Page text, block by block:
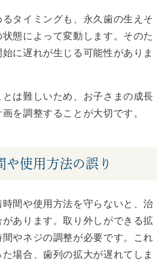
タイミングも、永久歯の生えそ
態によって変動します。そのた
に遅れが生じる可能性がありま
は難しいため、お子さまの成長
を調整することが大切です。
や使用方法の誤り
間や使用方法を守らないと、治
あります。取り外しができる拡
やネジの調整が必要です。これ
場合、歯列の拡大が遅れてしま